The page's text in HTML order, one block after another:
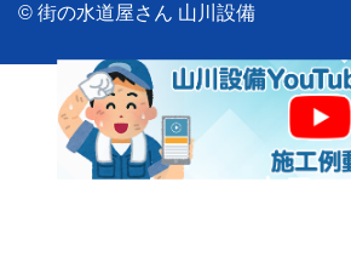
© 街の水道屋さん 山川設備